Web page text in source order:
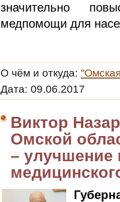
значительно
медпомощи для
О чём и откуда:
Дата: 09.06.2017
Виктор
Омской
– улучшение